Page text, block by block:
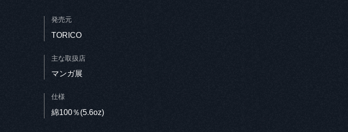
Q1. 本作品の印象
Q2. 演じるキャラクターの印象と役に対する意気込み
発売元
TORICO
主な取扱店
マンガ展
仕様
綿100％(5.6oz)